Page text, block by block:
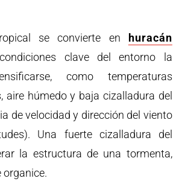
se convierte en
huracán
clave del entorno la
como temperaturas
aire húmedo y baja cizalladura del
de velocidad y dirección del viento
Una fuerte cizalladura del
la estructura de una tormenta,
organice.